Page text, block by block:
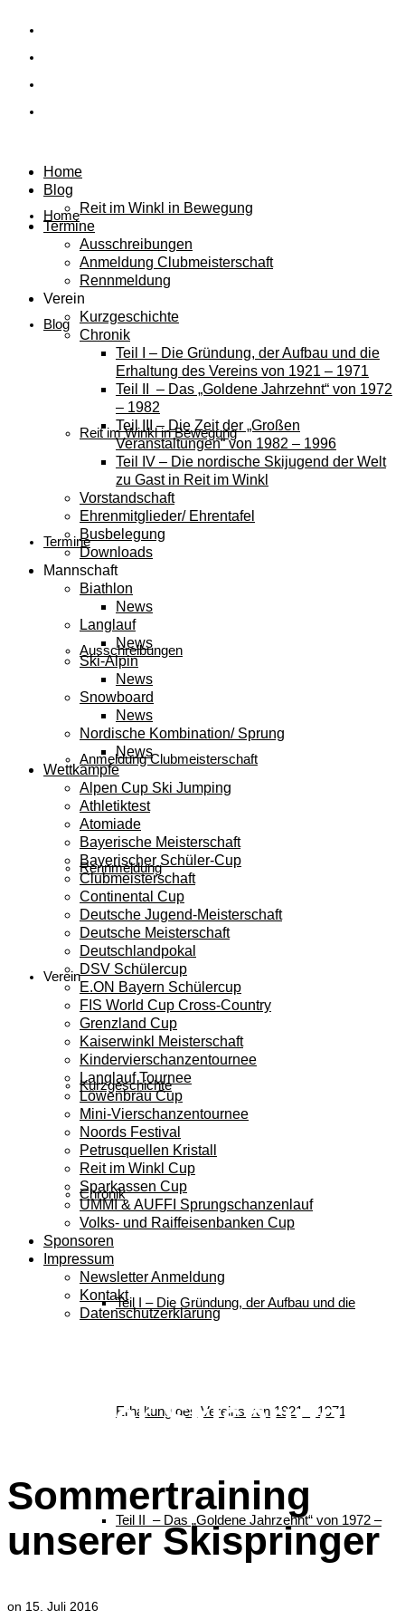
Home
Blog
Reit im Winkl in Bewegung
Termine
Ausschreibungen
Anmeldung Clubmeisterschaft
Rennmeldung
Verein
Kurzgeschichte
Chronik
Teil I – Die Gründung, der Aufbau und die
Erhaltung des Vereins von 1921 – 1971
Teil II – Das „Goldene Jahrzehnt“ von 1972 –
Home
Blog
Reit im Winkl in Bewegung
Termine
Ausschreibungen
Anmeldung Clubmeisterschaft
Rennmeldung
Verein
Kurzgeschichte
Chronik
Teil I – Die Gründung, der Aufbau und die
Erhaltung des Vereins von 1921 – 1971
Teil II – Das „Goldene Jahrzehnt“ von 1972
– 1982
Teil III – Die Zeit der „Großen
Veranstaltungen“ von 1982 – 1996
Teil IV – Die nordische Skijugend der Welt
zu Gast in Reit im Winkl
Vorstandschaft
Ehrenmitglieder/ Ehrentafel
Busbelegung
Downloads
Mannschaft
Biathlon
News
Langlauf
News
Ski-Alpin
News
Snowboard
News
Nordische Kombination/ Sprung
News
Wettkämpfe
Alpen Cup Ski Jumping
Athletiktest
Atomiade
Bayerische Meisterschaft
Bayerischer Schüler-Cup
Clubmeisterschaft
Continental Cup
Deutsche Jugend-Meisterschaft
Deutsche Meisterschaft
Deutschlandpokal
DSV Schülercup
E.ON Bayern Schülercup
FIS World Cup Cross-Country
Grenzland Cup
Kaiserwinkl Meisterschaft
Kindervierschanzentournee
Langlauf Tournee
Löwenbräu Cup
Mini-Vierschanzentournee
Noords Festival
Petrusquellen Kristall
Reit im Winkl Cup
Sparkassen Cup
UMMI & AUFFI Sprungschanzenlauf
Volks- und Raiffeisenbanken Cup
Sponsoren
Impressum
Newsletter Anmeldung
Kontakt
Datenschutzerklärung
unserer Skispringer
Sommertraining
unserer Skispringer
on 15. Juli 2016